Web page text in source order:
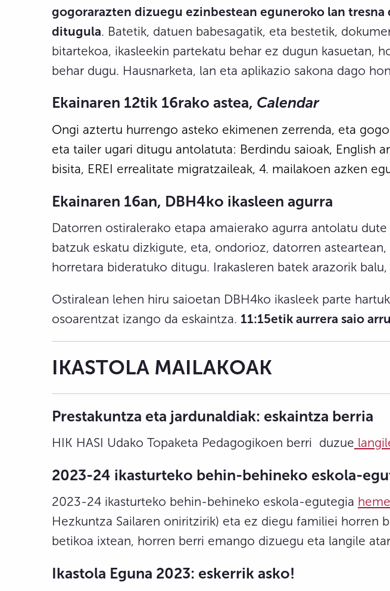
gogorarazten dizuegu ezinbestean eguneroko lan
ditugula. Batetik, datuen babesagatik, eta bestetik,
bitartekoa, ikasleekin partekatu behar ez dugun kasuetan,
behar dugu. Hausnarketa, lan eta aplikazio sakona dago
Ekainaren 12tik 16rako astea, Calendar
Ongi aztertu hurrengo asteko ekimenen zerrenda, eta
eta tailer ugari ditugu antolatuta: Berdindu saioak, English
bisita, EREI errealitate migratzaileak, 4. mailakoen azken
Ekainaren 16an, DBH4ko ikasleen agurra
Datorren ostiralerako etapa amaierako agurra antolatu
batzuk eskatu dizkigute, eta, ondorioz, datorren
horretara bideratuko ditugu. Irakasleren batek arazorik
Ostiralean lehen hiru saioetan DBH4ko ikasleek parte
osoarentzat izango da eskaintza. 11:15etik aurrera saio
IKASTOLA MAILAKOAK
Prestakuntza eta jardunaldiak: eskaintza berria
HIK HASI Udako Topaketa Pedagogikoen berri duzue
2023-24 ikasturteko behin-behineko eskola-
2023-24 ikasturteko behin-behineko eskola-egutegia
Hezkuntza Sailaren oniritzirik) eta ez diegu familiei horren
betikoa ixtean, horren berri emango dizuegu eta langile
Ikastola Eguna 2023: eskerrik asko!